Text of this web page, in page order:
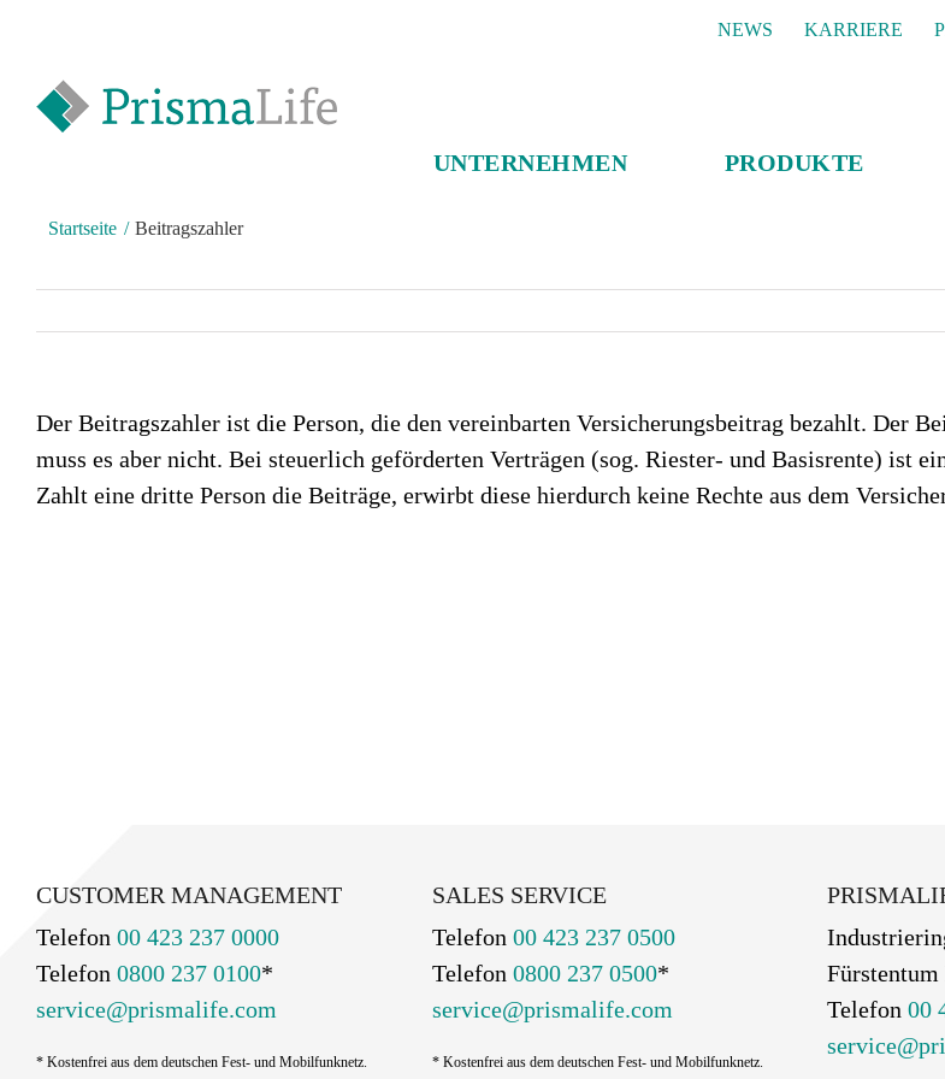
springen
NEWS KARRIERE
UNTERNEHMEN PRODUKTE
Startseite Beitragszahler
Der Beitragszahler ist die Person, die den vereinbarten Versicherungsbeitrag bezahlt. Der
muss es aber nicht. Bei steuerlich geförderten Verträgen (sog. Riester- und Basisrente) ist
Zahlt eine dritte Person die Beiträge, erwirbt diese hierdurch keine Rechte aus dem
CUSTOMER MANAGEMENT
Telefon 00 423 237 0000
Telefon 0800 237 0100*
service@prismalife.com
* Kostenfrei aus dem deutschen Fest- und Mobilfunknetz.
SALES SERVICE
Telefon 00 423 237 0500
Telefon 0800 237 0500*
service@prismalife.com
* Kostenfrei aus dem deutschen Fest- und Mobilfunknetz.
Telefon 00